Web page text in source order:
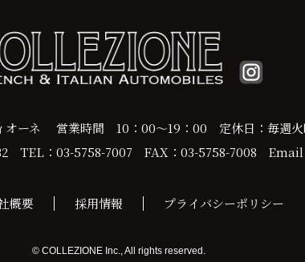
オーネ 営業時間 10：00～19：00 定休日：毎週
TEL：03-5758-7007 FAX：03-5758-7008
概要 採用情報 プライバシーポリシー
© COLLEZIONE Inc., All rights reserved.